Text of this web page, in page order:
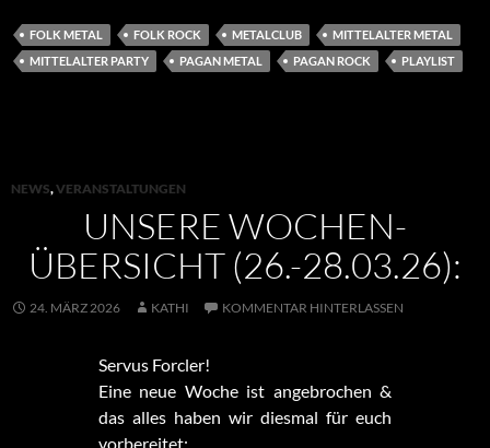
FOLK METAL FOLK ROCK METALCLUB
MITTELALTER METAL
MITTELALTER PARTY
PAGAN METAL PAGAN ROCK PLAYLIST
NEWS,VERANSTALTUNGEN
UNSERE WOCHEN-
ÜBERSICHT (26.-28.03.26):
24. MÄRZ 2026 KATHI KOMMENTAR HINTERLASSEN
Servus Forcler!
Eine neue Woche ist angebrochen &
das alles haben wir diesmal für euch
vorbereitet: